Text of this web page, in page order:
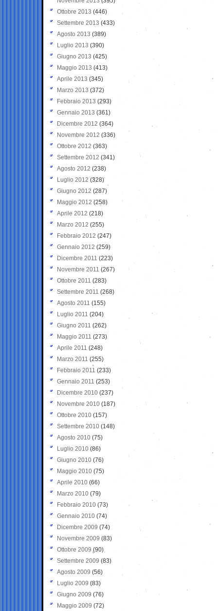
Ottobre 2013 (446)
Settembre 2013 (433)
Agosto 2013 (389)
Luglio 2013 (390)
Giugno 2013 (425)
Maggio 2013 (413)
Aprile 2013 (345)
Marzo 2013 (372)
Febbraio 2013 (293)
Gennaio 2013 (361)
Dicembre 2012 (364)
Novembre 2012 (336)
Ottobre 2012 (363)
Settembre 2012 (341)
Agosto 2012 (238)
Luglio 2012 (328)
Giugno 2012 (287)
Maggio 2012 (258)
Aprile 2012 (218)
Marzo 2012 (255)
Febbraio 2012 (247)
Gennaio 2012 (259)
Dicembre 2011 (223)
Novembre 2011 (267)
Ottobre 2011 (283)
Settembre 2011 (268)
Agosto 2011 (155)
Luglio 2011 (204)
Giugno 2011 (262)
Maggio 2011 (273)
Aprile 2011 (248)
Marzo 2011 (255)
Febbraio 2011 (233)
Gennaio 2011 (253)
Dicembre 2010 (237)
Novembre 2010 (187)
Ottobre 2010 (157)
Settembre 2010 (148)
Agosto 2010 (75)
Luglio 2010 (86)
Giugno 2010 (76)
Maggio 2010 (75)
Aprile 2010 (66)
Marzo 2010 (79)
Febbraio 2010 (73)
Gennaio 2010 (74)
Dicembre 2009 (74)
Novembre 2009 (83)
Ottobre 2009 (90)
Settembre 2009 (83)
Agosto 2009 (56)
Luglio 2009 (83)
Giugno 2009 (76)
Maggio 2009 (72)